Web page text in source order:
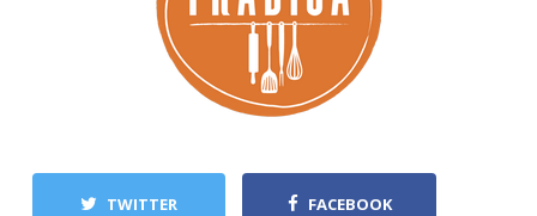
TWITTER FACEBOOK